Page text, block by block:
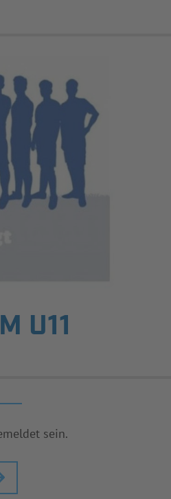
U11
sein.